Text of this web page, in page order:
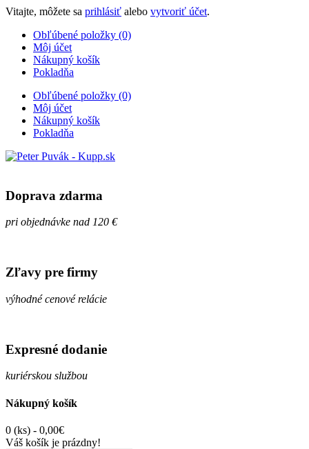
Vitajte, môžete sa prihlásiť alebo vytvoriť účet.
Obľúbené položky (0)
Môj účet
Nákupný košík
Pokladňa
Obľúbené položky (0)
Môj účet
Nákupný košík
Pokladňa
Doprava zdarma
pri objednávke nad 120 €
Zľavy pre firmy
výhodné cenové relácie
Expresné dodanie
kuriérskou službou
Nákupný košík
0 (ks) - 0,00€
Váš košík je prázdny!